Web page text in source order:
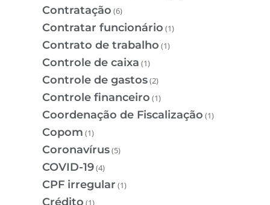
Contratação (6)
Contratar funcionário (1)
Contrato de trabalho (1)
Controle de caixa (1)
Controle de gastos(2)
Controle financeiro (1)
Coordenação de Fiscalização (1)
Copom (1)
Coronavírus(5)
COVID-19(4)
CPF irregular (1)
Crédito (1)